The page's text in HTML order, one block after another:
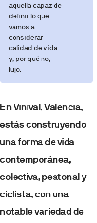
aquella capaz de
definir lo que
vamos a
considerar
calidad de vida
y, por qué no,
lujo.
En Vinival, Valencia,
estás construyendo
una forma de vida
contemporánea,
colectiva, peatonal y
ciclista, con una
notable variedad de